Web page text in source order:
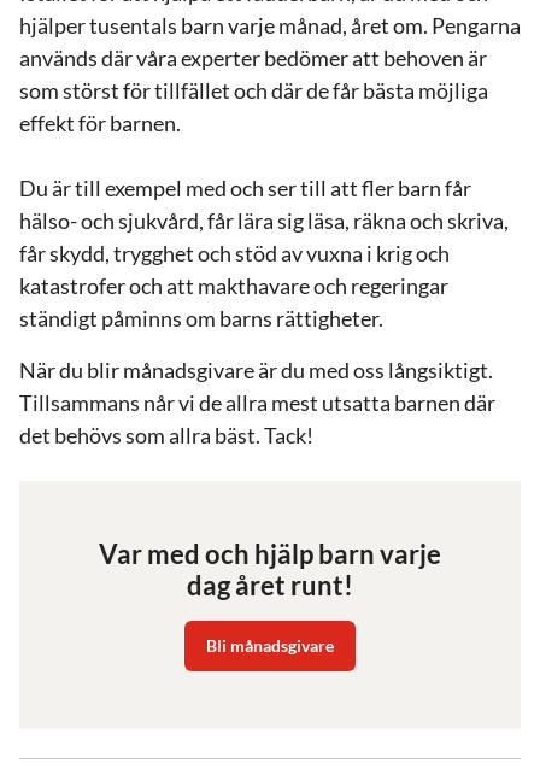
hjälper tusentals barn varje månad, året om. Pengarna
används där våra experter bedömer att behoven är
som störst för tillfället och där de får bästa möjliga
effekt för barnen.
Du är till exempel med och ser till att fler barn får
hälso- och sjukvård, får lära sig läsa, räkna och skriva,
får skydd, trygghet och stöd av vuxna i krig och
katastrofer och att makthavare och regeringar
ständigt påminns om barns rättigheter.
När du blir månadsgivare är du med oss långsiktigt.
Tillsammans når vi de allra mest utsatta barnen där
det behövs som allra bäst. Tack!
Var med och hjälp barn varje
dag året runt!
Bli månadsgivare